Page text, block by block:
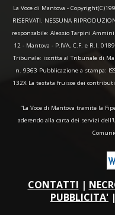
La Voce di Mantova -
RISERVATI. NESSUNA
responsabile: Alessio Tarpini
12 - Mantova - P.IVA, C.F. e R.I.
Tribunale: iscritta al Tribunale di
n. 9363 Pubblicazione a stampa:
132X La testata fruisce dei
“La Voce di Mantova tramite la
aderendo alla carta dei servizi
CONTATTI |
PUBBLICITA' |